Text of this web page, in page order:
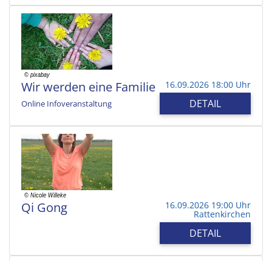
Wir werden eine Familie
Online Infoveranstaltung
16.09.2026 18:00 Uhr
DETAIL
Qi Gong 16.09.2026 19:00 Uhr
Rattenkirchen
DETAIL